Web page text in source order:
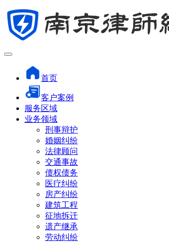
首页
客户案例
服务区域
业务领域
刑事辩护
婚姻纠纷
法律顾问
交通事故
债权债务
医疗纠纷
房产纠纷
建筑工程
征地拆迁
遗产继承
劳动纠纷